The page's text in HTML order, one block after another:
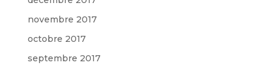
novembre 2017
octobre 2017
septembre 2017